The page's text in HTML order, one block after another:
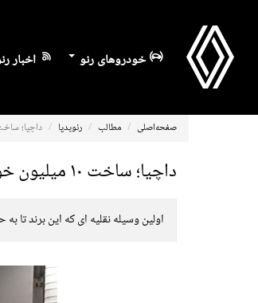
خودروهای رنو اخبار
صفحه‌اصلی مطالب رنوپدیا داچیا؛ ساخت ۱۰ میلیون خودرو در
داچیا؛ ساخت ۱۰ میلیون خودرو در نیم قرن
اولین وسیله نقلیه ای که این برند تا به حال ساخته بود داچیا ۱۱۰۰